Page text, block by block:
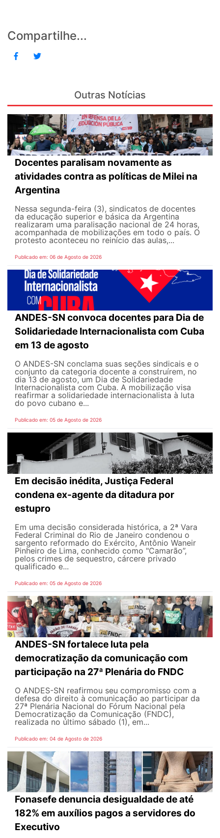
Compartilhe...
Outras Notícias
Docentes paralisam novamente as
atividades contra as políticas de Milei na
Argentina
Nessa segunda-feira (3), sindicatos de docentes
da educação superior e básica da Argentina
realizaram uma paralisação nacional de 24 horas,
acompanhada de mobilizações em todo o país. O
protesto aconteceu no reinício das aulas,...
Publicado em: 06 de Agosto de 2026
ANDES-SN convoca docentes para Dia de
Solidariedade Internacionalista com Cuba
em 13 de agosto
O ANDES-SN conclama suas seções sindicais e o
conjunto da categoria docente a construírem, no
dia 13 de agosto, um Dia de Solidariedade
Internacionalista com Cuba. A mobilização visa
reafirmar a solidariedade internacionalista à luta
do povo cubano e...
Publicado em: 05 de Agosto de 2026
Em decisão inédita, Justiça Federal
condena ex-agente da ditadura por
estupro
Em uma decisão considerada histórica, a 2ª Vara
Federal Criminal do Rio de Janeiro condenou o
sargento reformado do Exército, Antônio Waneir
Pinheiro de Lima, conhecido como "Camarão”,
pelos crimes de sequestro, cárcere privado
qualificado e...
Publicado em: 05 de Agosto de 2026
ANDES-SN fortalece luta pela
democratização da comunicação com
participação na 27ª Plenária do FNDC
O ANDES-SN reafirmou seu compromisso com a
defesa do direito à comunicação ao participar da
27ª Plenária Nacional do Fórum Nacional pela
Democratização da Comunicação (FNDC),
realizada no último sábado (1), em...
Publicado em: 04 de Agosto de 2026
Fonasefe denuncia desigualdade de até
182% em auxílios pagos a servidores do
Executivo